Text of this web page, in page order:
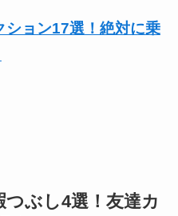
ション17選！絶対に乗
ぶし4選！友達カ